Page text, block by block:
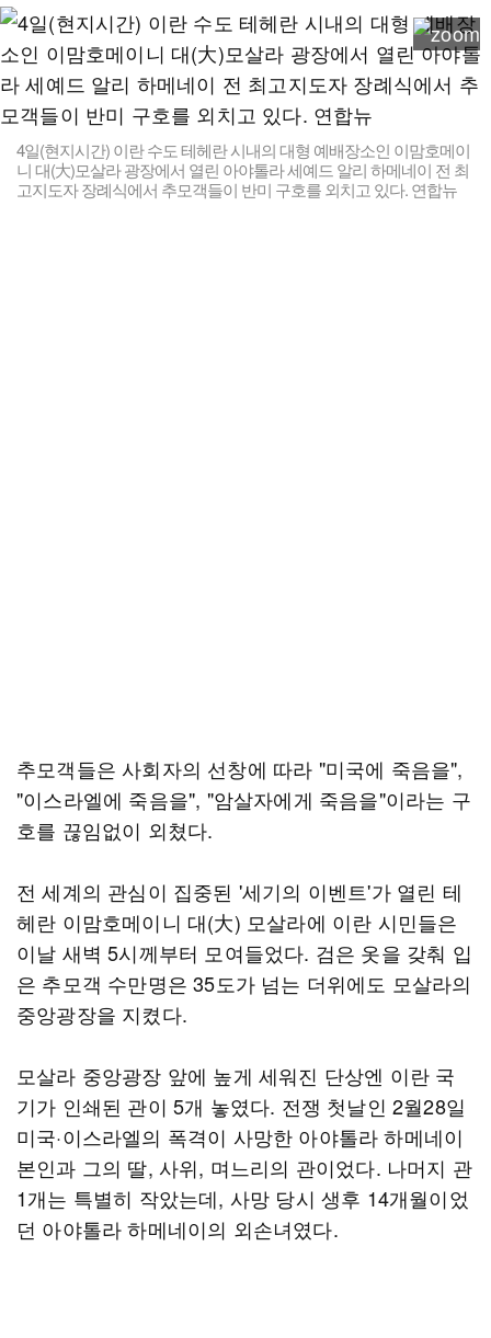
4일(현지시간) 이란 수도 테헤란 시내의 대형 예배장소인 이맘호메이
니 대(大)모살라 광장에서 열린 아야톨라 세예드 알리 하메네이 전 최
고지도자 장례식에서 추모객들이 반미 구호를 외치고 있다. 연합뉴
추모객들은 사회자의 선창에 따라 "미국에 죽음을",
"이스라엘에 죽음을", "암살자에게 죽음을"이라는 구
호를 끊임없이 외쳤다.
전 세계의 관심이 집중된 '세기의 이벤트'가 열린 테
헤란 이맘호메이니 대(大) 모살라에 이란 시민들은
이날 새벽 5시께부터 모여들었다. 검은 옷을 갖춰 입
은 추모객 수만명은 35도가 넘는 더위에도 모살라의
중앙광장을 지켰다.
모살라 중앙광장 앞에 높게 세워진 단상엔 이란 국
기가 인쇄된 관이 5개 놓였다. 전쟁 첫날인 2월28일
미국·이스라엘의 폭격이 사망한 아야톨라 하메네이
본인과 그의 딸, 사위, 며느리의 관이었다. 나머지 관
1개는 특별히 작았는데, 사망 당시 생후 14개월이었
던 아야톨라 하메네이의 외손녀였다.